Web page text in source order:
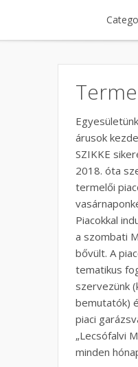
árusok
SZIKKE
2018. óta
termelői
Piacokkal
a szombati
bővült. A
tematikus
szervezünk
bemutatók)
piaci
„Lecsófalvi
minden